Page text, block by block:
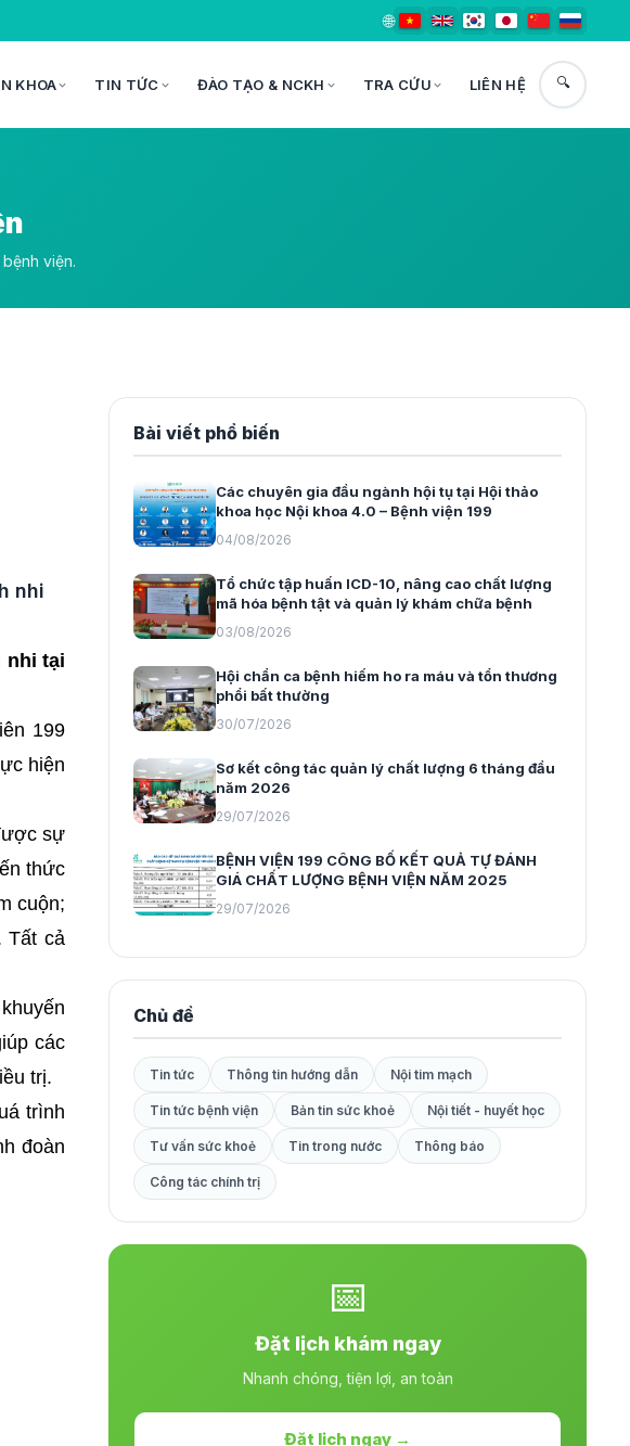
🌐
KHOA TIN TỨC ĐÀO TẠO & NCKH TRA CỨU LIÊN HỆ 🔍
viện.
nhi
nhi tại
199
hiện
sự
thức
cuộn;
Tất cả
các
trị.
trình
đoàn
Bài viết phổ biến
Các chuyên gia đầu ngành hội tụ tại Hội thảo
khoa học Nội khoa 4.0 – Bệnh viện 199
04/08/2026
Tổ chức tập huấn ICD-10, nâng cao chất lượng
mã hóa bệnh tật và quản lý khám chữa bệnh
03/08/2026
Hội chẩn ca bệnh hiếm ho ra máu và tổn thương
phổi bất thường
30/07/2026
Sơ kết công tác quản lý chất lượng 6 tháng đầu
năm 2026
29/07/2026
BỆNH VIỆN 199 CÔNG BỐ KẾT QUẢ TỰ ĐÁNH
GIÁ CHẤT LƯỢNG BỆNH VIỆN NĂM 2025
29/07/2026
Chủ đề
Tin tức Thông tin hướng dẫn Nội tim mạch
Tin tức bệnh viện Bản tin sức khoẻ Nội tiết - huyết học
Tư vấn sức khoẻ Tin trong nước Thông báo
Công tác chính trị
📅
Đặt lịch khám ngay
Nhanh chóng, tiện lợi, an toàn
Đặt lịch ngay →